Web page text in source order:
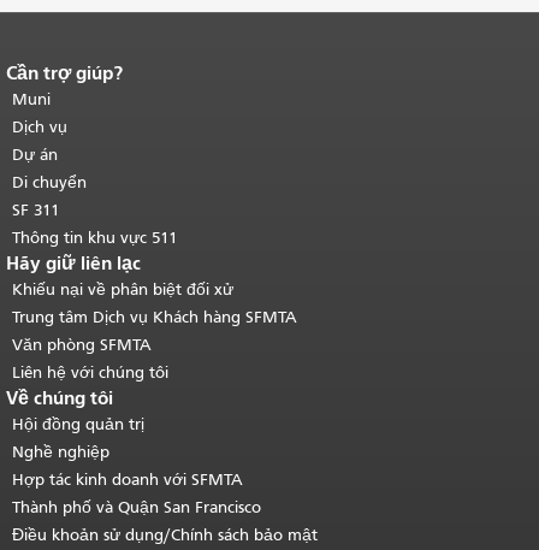
Kết thúc nội dung trang.
của trang này được lặp lại trên mọi
trang.Quay lại đầu trang nội dung
chính.
Cần trợ giúp?
Muni
Dịch vụ
Dự án
Di chuyển
SF 311
Thông tin khu vực 511
Hãy giữ liên lạc
Khiếu nại về phân biệt đối xử
Trung tâm Dịch vụ Khách hàng SFMTA
Văn phòng SFMTA
Liên hệ với chúng tôi
Về chúng tôi
Hội đồng quản trị
Nghề nghiệp
Hợp tác kinh doanh với SFMTA
Thành phố và Quận San Francisco
Điều khoản sử dụng/Chính sách bảo mật